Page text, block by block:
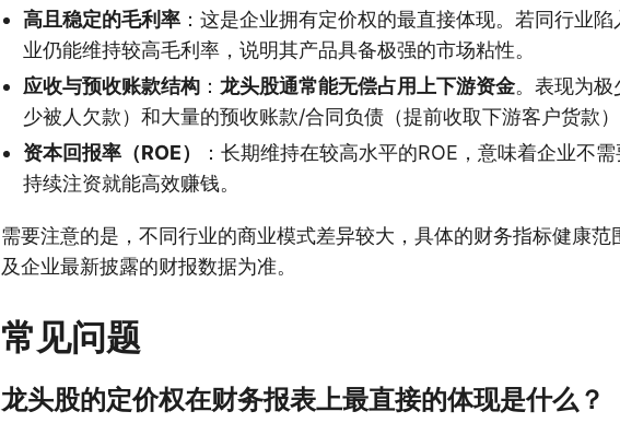
高且稳定的毛利率 ：这是企业拥有定价权的最直接体现。若同行业
业仍能维持较高毛利率，说明其产品具备极强的市场粘性。
应收与预收账款结构 ： 龙头股通常能无偿占用上下游资金。表现为极
少被人欠款）和大量的预收账款/合同负债（提前收取下游客户货款）
资本回报率（ROE）
：长期维持在较高水平的ROE，意味着企业不
持续注资就能高效赚钱。
需要注意的是，不同行业的商业模式差异较大，具体的财务指标健康范
及企业最新披露的财报数据为准。
常见问题
龙头股的定价权在财务报表上最直接的体现是什么？